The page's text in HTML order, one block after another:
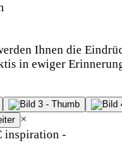
Ihnen die
in ewiger
×